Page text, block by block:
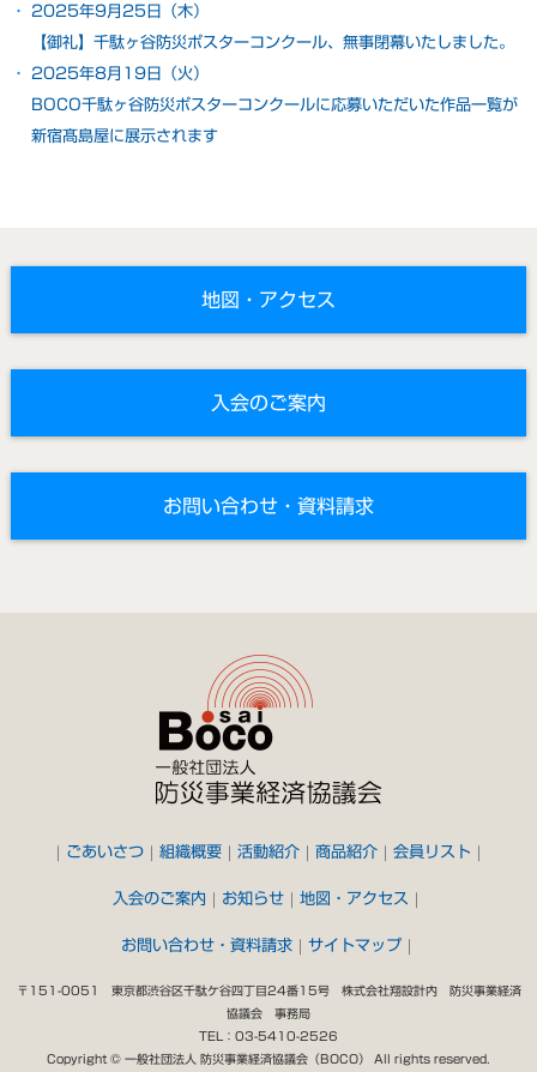
2025年9月25日（木）
【御礼】千駄ヶ谷防災ポスターコンクール、無事閉幕いたしました。
2025年8月19日（火）
BOCO千駄ヶ谷防災ポスターコンクールに応募いただいた作品一覧が
新宿髙島屋に展示されます
地図・アクセス
入会のご案内
お問い合わせ・資料請求
ごあいさつ 組織概要 活動紹介 商品紹介 会員リスト
入会のご案内 お知らせ 地図・アクセス
お問い合わせ・資料請求 サイトマップ
〒151-0051 東京都渋谷区千駄ケ谷四丁目24番15号 株式会社翔設計内 防災事業経済
協議会 事務局
TEL：03-5410-2526
Copyright © 一般社団法人 防災事業経済協議会（BOCO） All rights reserved.